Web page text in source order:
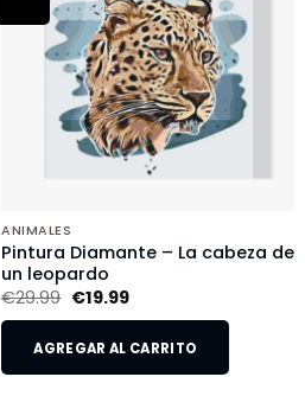
ANIMALES
Pintura Diamante – La cabeza de
un leopardo
€29.99 €19.99
AGREGAR AL CARRITO